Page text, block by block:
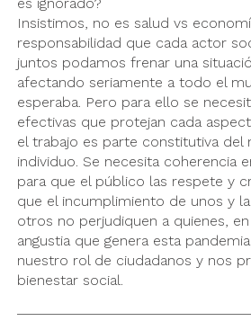
Insistimos, no es salud vs
responsabilidad que cada actor
juntos podamos frenar una
afectando seriamente a todo el
esperaba. Pero para ello se
efectivas que protejan cada
el trabajo es parte constitutiva del
individuo. Se necesita coherencia
para que el público las respete y
que el incumplimiento de unos y
otros no perjudiquen a quienes,
angustia que genera esta
nuestro rol de ciudadanos y nos
bienestar social.